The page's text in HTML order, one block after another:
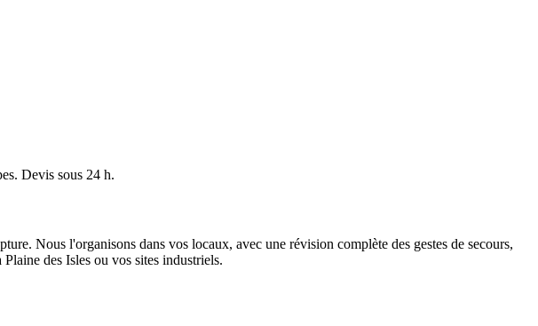
Devis sous 24 h.
Nous l'organisons dans vos locaux, avec une révision complète des gestes de secours,
des Isles ou vos sites industriels.